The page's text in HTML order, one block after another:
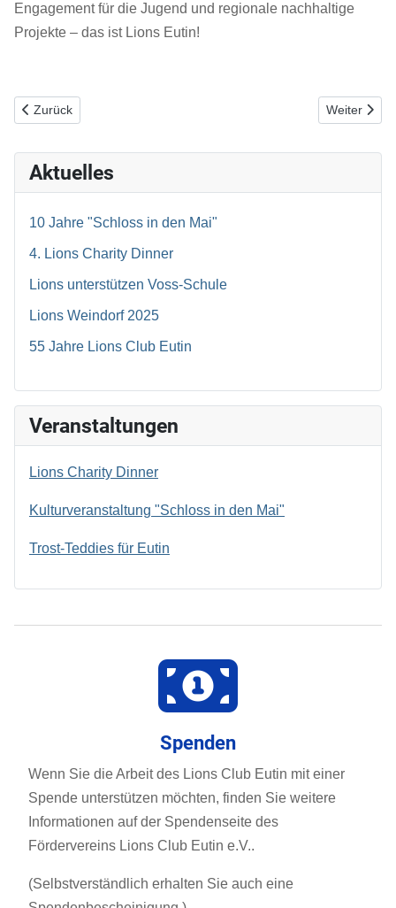
Engagement für die Jugend und regionale nachhaltige
Projekte – das ist Lions Eutin!
Vorheriger Beitrag: 4. Lions Charity Dinner
Zurück Nächster
Weiter
Aktuelles
10 Jahre "Schloss in den Mai"
4. Lions Charity Dinner
Lions unterstützen Voss-Schule
Lions Weindorf 2025
55 Jahre Lions Club Eutin
Veranstaltungen
Lions Charity Dinner
Kulturveranstaltung "Schloss in den Mai"
Trost-Teddies für Eutin
Spenden
Wenn Sie die Arbeit des Lions Club Eutin mit einer
Spende unterstützen möchten, finden Sie weitere
Informationen auf der Spendenseite des
Fördervereins Lions Club Eutin e.V..
(Selbstverständlich erhalten Sie auch eine